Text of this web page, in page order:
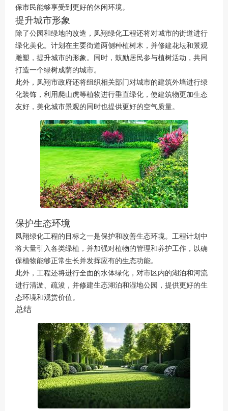
保市民能够享受到更好的休闲环境。
提升城市形象
除了公园和绿地的改造，凤翔绿化工程还将对城市的街道进行
绿化美化。计划在主要街道两侧种植树木，并修建花坛和景观
雕塑，提升城市的形象。同时，鼓励居民参与植树活动，共同
打造一个绿树成荫的城市。
此外，凤翔市政府还将组织相关部门对城市的建筑外墙进行绿
化装饰，利用爬山虎等植物进行垂直绿化，使建筑物更加生态
友好，美化城市景观的同时也提供更好的空气质量。
保护生态环境
凤翔绿化工程的目标之一是保护和改善生态环境。工程计划中
将大量引入各类绿植，并加强对植物的管理和养护工作，以确
保植物能够正常生长并发挥应有的生态功能。
此外，工程还将进行全面的水体绿化，对市区内的湖泊和河流
进行清淤、疏浚，并修建生态湖泊和湿地公园，提供更好的生
态环境和观赏价值。
总结